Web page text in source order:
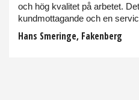
och hög kvalitet på arbetet.
kundmottagande och en
Hans Smeringe, Fakenberg